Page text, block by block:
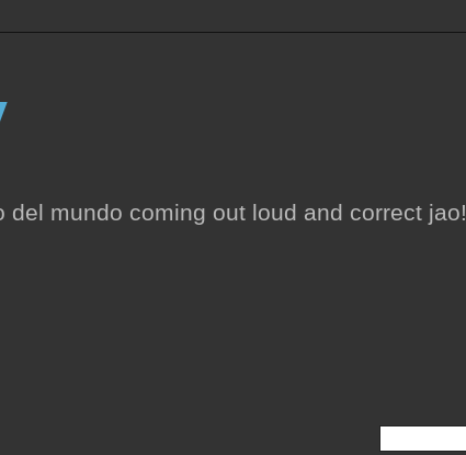
del mundo coming out loud and correct jao!